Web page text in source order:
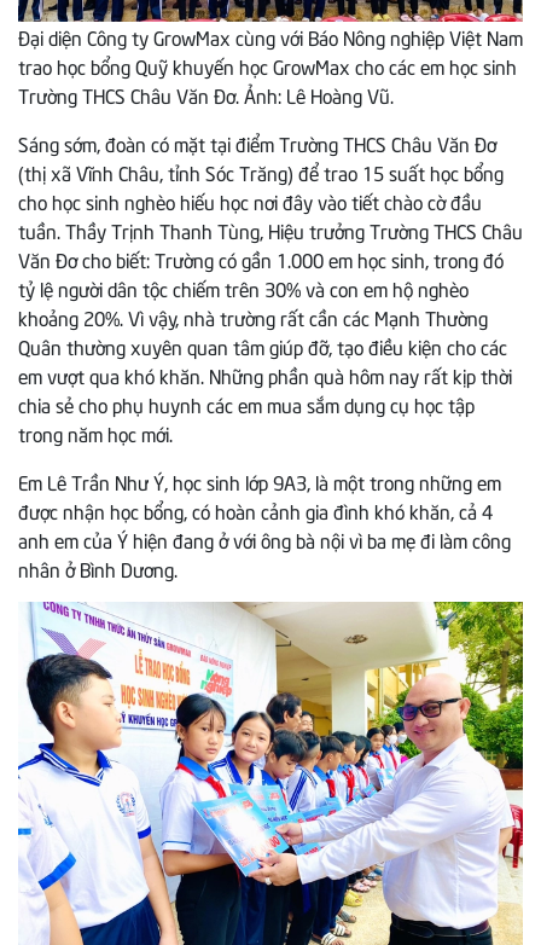
Đại diện Công ty GrowMax cùng với Báo Nông nghiệp Việt Nam
trao học bổng Quỹ khuyến học GrowMax cho các em học sinh
Trường THCS Châu Văn Đơ. Ảnh: Lê Hoàng Vũ.
Sáng sớm, đoàn có mặt tại điểm Trường THCS Châu Văn Đơ
(thị xã Vĩnh Châu, tỉnh Sóc Trăng) để trao 15 suất học bổng
cho học sinh nghèo hiếu học nơi đây vào tiết chào cờ đầu
tuần. Thầy Trịnh Thanh Tùng, Hiệu trưởng Trường THCS Châu
Văn Đơ cho biết: Trường có gần 1.000 em học sinh, trong đó
tỷ lệ người dân tộc chiếm trên 30% và con em hộ nghèo
khoảng 20%. Vì vậy, nhà trường rất cần các Mạnh Thường
Quân thường xuyên quan tâm giúp đỡ, tạo điều kiện cho các
em vượt qua khó khăn. Những phần quà hôm nay rất kịp thời
chia sẻ cho phụ huynh các em mua sắm dụng cụ học tập
trong năm học mới.
Em Lê Trần Như Ý, học sinh lớp 9A3, là một trong những em
được nhận học bổng, có hoàn cảnh gia đình khó khăn, cả 4
anh em của Ý hiện đang ở với ông bà nội vì ba mẹ đi làm công
nhân ở Bình Dương.